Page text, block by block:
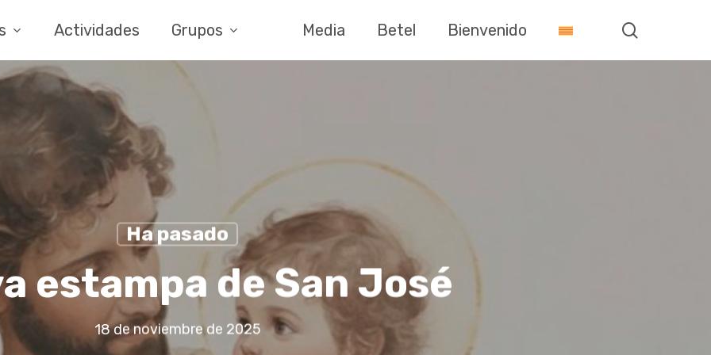
Actividades Grupos Media Betel Bienvenido
Ha pasado
estampa de San José
18 de noviembre de 2025